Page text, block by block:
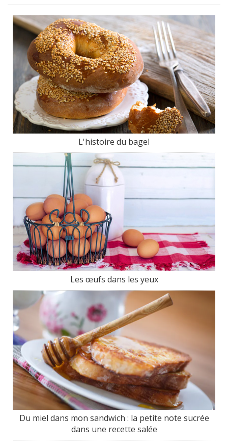
L'histoire du bagel
Les œufs dans les yeux
Du miel dans mon sandwich : la petite note sucrée
dans une recette salée